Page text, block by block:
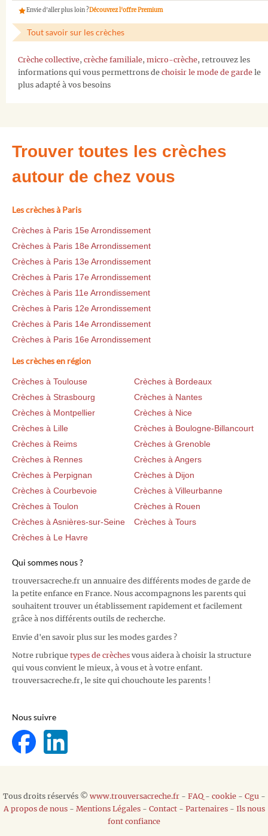
Envie d'aller plus loin ?Découvrez l'offre Premium
Tout savoir sur les crèches
Crèche collective, crèche familiale, micro-crèche, retrouvez les
informations qui vous permettrons de choisir le mode de garde le
plus adapté à vos besoins
Trouver toutes les crèches
autour de chez vous
Les crèches à Paris
Crèches à Paris 15e Arrondissement
Crèches à Paris 18e Arrondissement
Crèches à Paris 13e Arrondissement
Crèches à Paris 17e Arrondissement
Crèches à Paris 11e Arrondissement
Crèches à Paris 12e Arrondissement
Crèches à Paris 14e Arrondissement
Crèches à Paris 16e Arrondissement
Les crèches en région
Crèches à Toulouse
Crèches à Bordeaux
Crèches à Strasbourg
Crèches à Nantes
Crèches à Montpellier
Crèches à Nice
Crèches à Lille
Crèches à Boulogne-Billancourt
Crèches à Reims
Crèches à Grenoble
Crèches à Rennes
Crèches à Angers
Crèches à Perpignan
Crèches à Dijon
Crèches à Courbevoie
Crèches à Villeurbanne
Crèches à Toulon
Crèches à Rouen
Crèches à Asnières-sur-Seine
Crèches à Tours
Crèches à Le Havre
Qui sommes nous ?
trouversacreche.fr un annuaire des différents modes de garde de
la petite enfance en France. Nous accompagnons les parents qui
souhaitent trouver un établissement rapidement et facilement
grâce à nos différents outils de recherche.
Envie d'en savoir plus sur les modes gardes ?
Notre rubrique types de crèches vous aidera à choisir la structure
qui vous convient le mieux, à vous et à votre enfant.
trouversacreche.fr, le site qui chouchoute les parents !
Nous suivre
Tous droits réservés © www.trouversacreche.fr- FAQ- cookie- Cgu -
A propos de nous- Mentions Légales- Contact- Partenaires- Ils nous
font confiance